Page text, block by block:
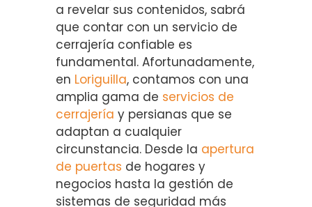
a revelar sus contenidos, sabrá
que contar con un servicio de
cerrajería confiable es
fundamental. Afortunadamente,
en Loriguilla, contamos con una
amplia gama de servicios de
cerrajería y persianas que se
adaptan a cualquier
circunstancia. Desde la apertura
de puertas de hogares y
negocios hasta la gestión de
sistemas de seguridad más